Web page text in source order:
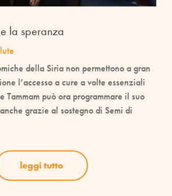
la speranza
della Siria non permettono a gran
l’accesso a cure a volte essenziali
Tammam può ora programmare il suo
grazie al sostegno di Semi di
leggi tutto